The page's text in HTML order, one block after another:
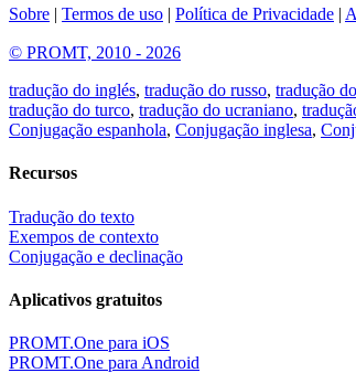
Sobre | Termos de uso | Política de Privacidade |
© PROMT, 2010 - 2026
tradução do inglés, tradução do russo, tradução
tradução do turco, tradução do ucraniano,
Conjugação espanhola, Conjugação inglesa,
Recursos
Tradução do texto
Exempos de contexto
Conjugação e declinação
Aplicativos gratuitos
PROMT.One para iOS
PROMT.One para Android